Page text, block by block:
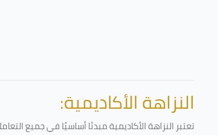
النزاهة الأكاديمية:
تعتبر النزاهة الأكاديمية مبدئا أساسيًا في جميع